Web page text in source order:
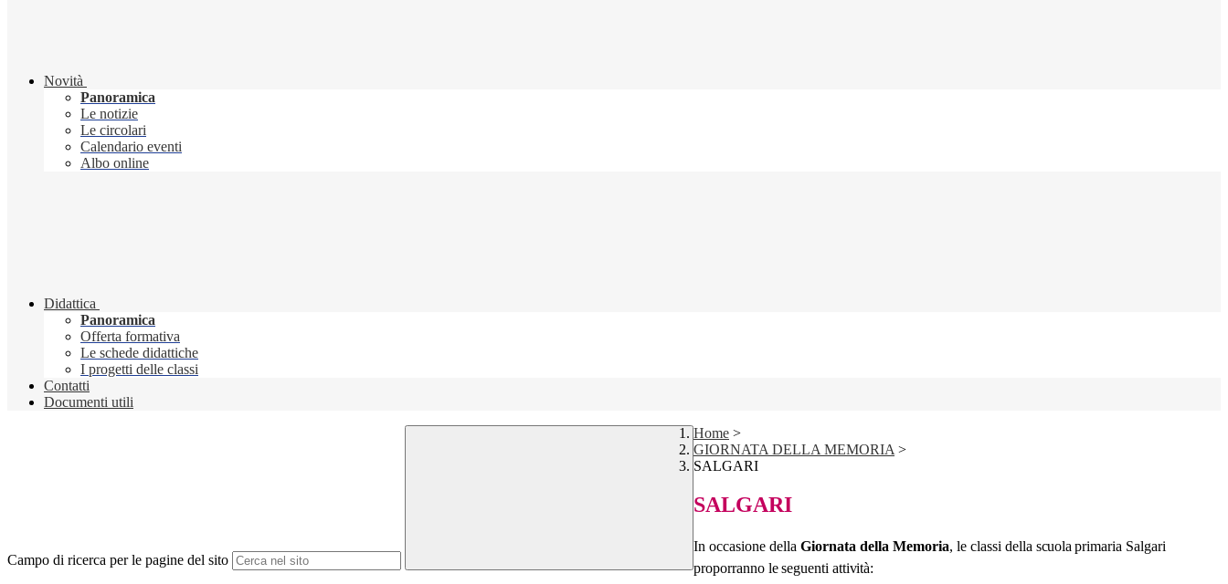
Novità
Panoramica
Le notizie
Le circolari
Calendario eventi
Albo online
Didattica
Panoramica
Offerta formativa
Le schede didattiche
I progetti delle classi
Contatti
Documenti utili
Campo di ricerca per le pagine del sito
Home >
GIORNATA DELLA MEMORIA >
SALGARI
SALGARI
In occasione della Giornata della Memoria, le classi della scuolaprimaria Salgari
proporranno leseguenti attività: